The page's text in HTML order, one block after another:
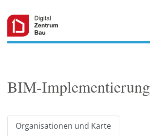
BIM-Implementierung
Organisationen und Karte